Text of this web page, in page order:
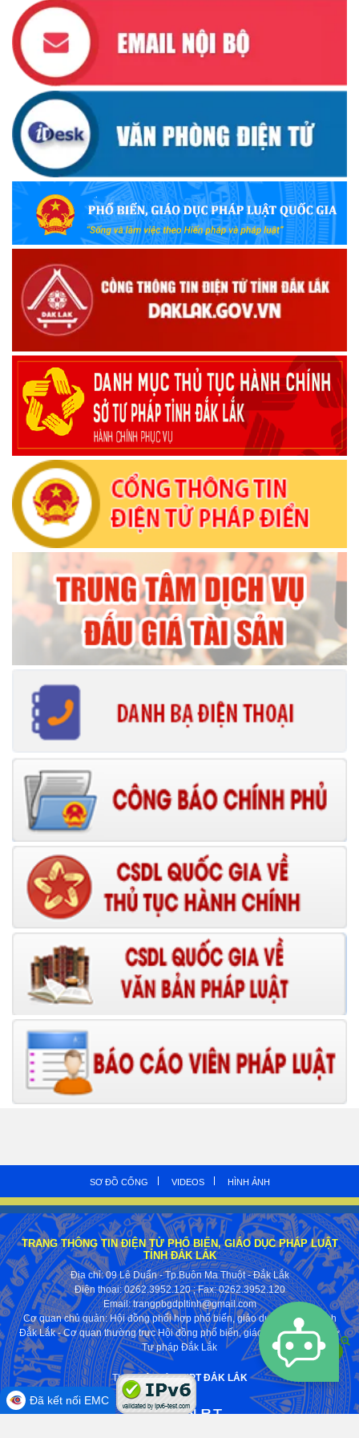
(13/10/2025)
Ủy ban Mặt trận Tổ quốc Việt Nam tỉnh kêu gọi vận động
ủng hộ đồng bào khắc phục thiệt hại do bão số 10 gây ra
(12/10/2025)
UBND TỈNH ĐẮK LẮK KHUYẾN CÁO NGƯỜI DÂN TĂNG
CƯỜNG PHÒNG, CHỐNG BỆNH TẢ
(09/10/2025)
Bộ Quốc phòng công bố thủ tục hành chính đủ điều kiện
tái cấu trúc thực hiện toàn trình, một phần trên môi trường
điện tử
Bộ Chính trị, Ban Bí thư kết luận về phân cấp, phân quyền
trong vận hành chính quyền địa phương 2 cấp
(08/10/2025)
SƠ ĐỒ CỔNG VIDEOS HÌNH ẢNH
TRANG THÔNG TIN ĐIỆN TỬ PHỔ BIẾN, GIÁO DỤC PHÁP LUẬT
TỈNH ĐẮK LẮK
Địa chỉ: 09 Lê Duẩn - Tp.Buôn Ma Thuột - Đắk Lắk
Điện thoại: 0262.3952.120; Fax:0262.3952.120
Email: trangpbgdpltinh@gmail.com
Cơ quan chủ quản: Hội đồng phối hợp phổ biến, giáo dục pháp luật tỉnh
Đắk Lắk - Cơ quan thường trực Hội đồng phổ biến, giáo dục pháp luật Sở
Tư pháp Đắk Lắk
Thực hiện bởiVNPT ĐẮK LẮK
Đã kết nối EMC